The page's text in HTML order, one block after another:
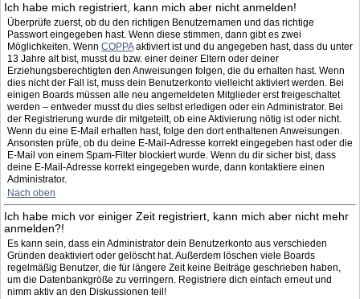
Ich habe mich registriert, kann mich aber nicht anmelden!
Überprüfe zuerst, ob du den richtigen Benutzernamen und das richtige
Passwort eingegeben hast. Wenn diese stimmen, dann gibt es zwei
Möglichkeiten. Wenn COPPAaktiviert ist und du angegeben hast, dass du unter
13 Jahre alt bist, musst du bzw. einer deiner Eltern oder deiner
Erziehungsberechtigten den Anweisungen folgen, die du erhalten hast. Wenn
dies nicht der Fall ist, muss dein Benutzerkonto vielleicht aktiviert werden. Bei
einigen Boards müssen alle neu angemeldeten Mitglieder erst freigeschaltet
werden – entweder musst du dies selbst erledigen oder ein Administrator. Bei
der Registrierung wurde dir mitgeteilt, ob eine Aktivierung nötig ist oder nicht.
Wenn du eine E-Mail erhalten hast, folge den dort enthaltenen Anweisungen.
Ansonsten prüfe, ob du deine E-Mail-Adresse korrekt eingegeben hast oder die
E-Mail von einem Spam-Filter blockiert wurde. Wenn du dir sicher bist, dass
deine E-Mail-Adresse korrekt eingegeben wurde, dann kontaktiere einen
Administrator.
Nach oben
Ich habe mich vor einiger Zeit registriert, kann mich aber nicht mehr
anmelden?!
Es kann sein, dass ein Administrator dein Benutzerkonto aus verschieden
Gründen deaktiviert oder gelöscht hat. Außerdem löschen viele Boards
regelmäßig Benutzer, die für längere Zeit keine Beiträge geschrieben haben,
um die Datenbankgröße zu verringern. Registriere dich einfach erneut und
nimm aktiv an den Diskussionen teil!